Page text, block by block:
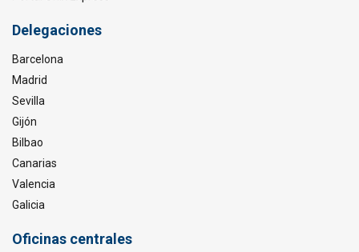
Delegaciones
Barcelona
Madrid
Sevilla
Gijón
Bilbao
Canarias
Valencia
Galicia
Oficinas centrales